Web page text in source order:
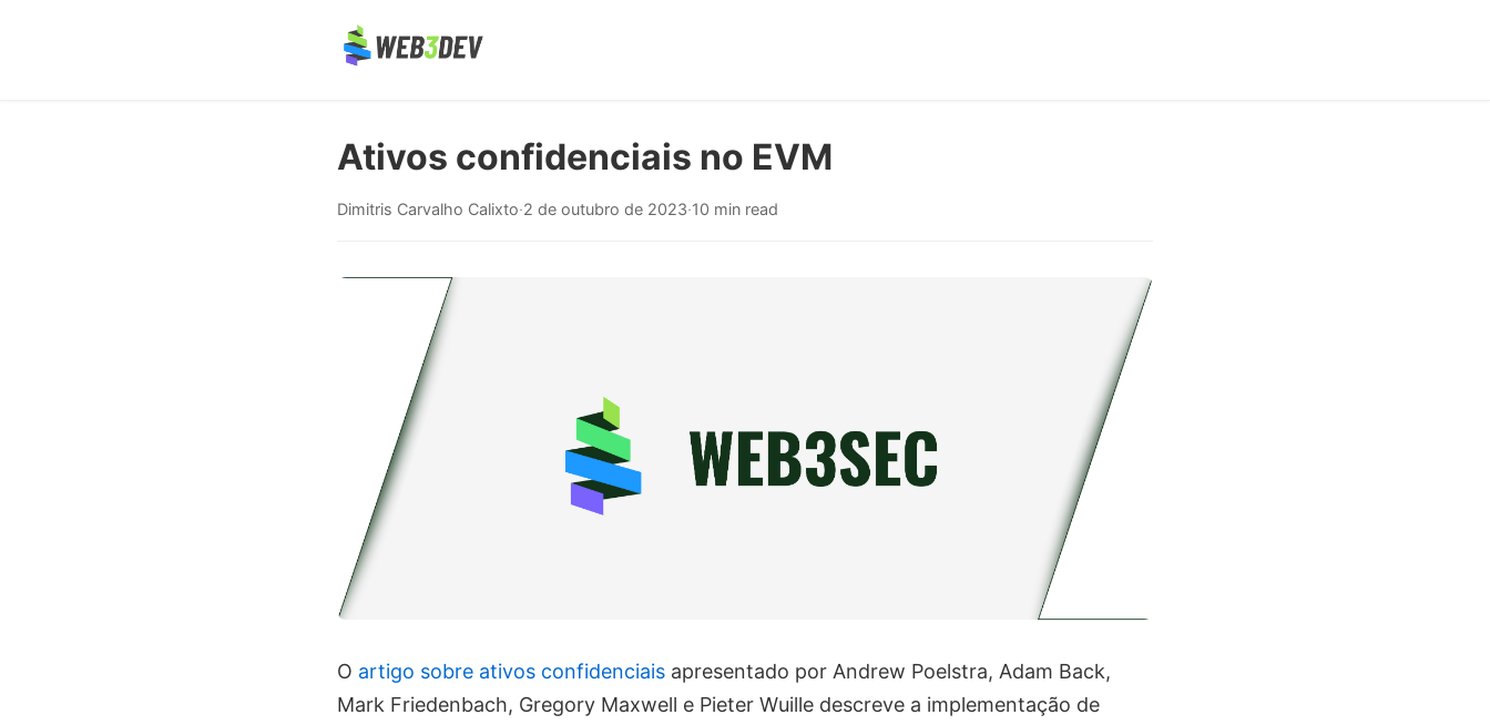
Ativos confidenciais no EVM
Dimitris Carvalho Calixto·2 de outubro de 2023·10 min read
O artigo sobre ativos confidenciais apresentado por Andrew Poelstra, Adam Back,
Mark Friedenbach, Gregory Maxwell e Pieter Wuille descreve a implementação de